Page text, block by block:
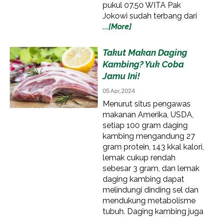
pukul 07.50 WITA Pak
Jokowi sudah terbang dari
...[More]
Takut Makan Daging
Kambing? Yuk Coba
Jamu Ini!
05 Apr, 2024
Menurut situs pengawas
makanan Amerika, USDA,
setiap 100 gram daging
kambing mengandung 27
gram protein, 143 kkal kalori,
lemak cukup rendah
sebesar 3 gram, dan lemak
daging kambing dapat
melindungi dinding sel dan
mendukung metabolisme
tubuh. Daging kambing juga